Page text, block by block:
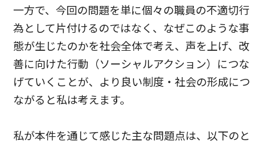
一方で、今回の問題を単に個々の職員の不適切行
為として片付けるのではなく、なぜこのような事
態が生じたのかを社会全体で考え、声を上げ、改
善に向けた行動（ソーシャルアクション）につな
げていくことが、より良い制度・社会の形成につ
ながると私は考えます。
私が本件を通じて感じた主な問題点は、以下のと